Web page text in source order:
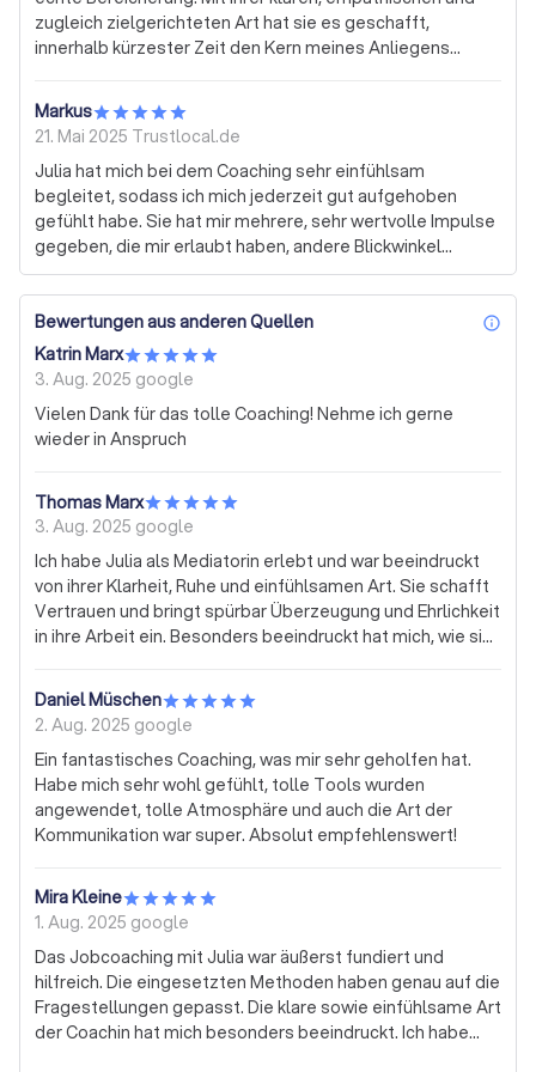
zugleich zielgerichteten Art hat sie es geschafft,
innerhalb kürzester Zeit den Kern meines Anliegens
sondern auch nachhaltig wirksam. Ich habe mich durchweg
verstanden und gut begleitet gefühlt – sowohl fachlich
als auch menschlich. Julia schafft einen geschützten
Raum, in dem echte Weiterentwicklung möglich wird.
Absolute Empfehlung!
Markus
21. Mai 2025 Trustlocal.de
Julia hat mich bei dem Coaching sehr einfühlsam
begleitet, sodass ich mich jederzeit gut aufgehoben
gefühlt habe. Sie hat mir mehrere, sehr wertvolle Impulse
gegeben, die mir erlaubt haben, andere Blickwinkel
einzunehmen. Ich kann Julia als Coach uneingeschränkt
empfehlen.
Bewertungen aus anderen Quellen
Katrin Marx
3. Aug. 2025 google
Vielen Dank für das tolle Coaching! Nehme ich gerne
wieder in Anspruch
Thomas Marx
3. Aug. 2025 google
Ich habe Julia als Mediatorin erlebt und war beeindruckt
von ihrer Klarheit, Ruhe und einfühlsamen Art. Sie schafft
Vertrauen und bringt spürbar Überzeugung und Ehrlichkeit
in ihre Arbeit ein. Besonders beeindruckt hat mich, wie sie
dennoch stets die Struktur und den Rahmen hält. Sie ist in
herausfordernden Situationen eine große Unterstützung.
Danke Julia !
Daniel Müschen
2. Aug. 2025 google
Ein fantastisches Coaching, was mir sehr geholfen hat.
Habe mich sehr wohl gefühlt, tolle Tools wurden
angewendet, tolle Atmosphäre und auch die Art der
Kommunikation war super. Absolut empfehlenswert!
Mira Kleine
1. Aug. 2025 google
Das Jobcoaching mit Julia war äußerst fundiert und
hilfreich. Die eingesetzten Methoden haben genau auf die
Fragestellungen gepasst. Die klare sowie einfühlsame Art
der Coachin hat mich besonders beeindruckt. Ich habe